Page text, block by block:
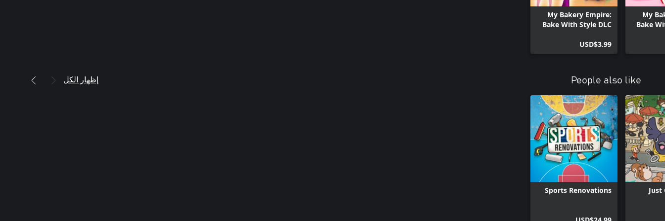
My
Bake
My Bakery Empire:
Bake With Style DLC
USD$3.99
People also like إظهار الكل
Just
Sports Renovations